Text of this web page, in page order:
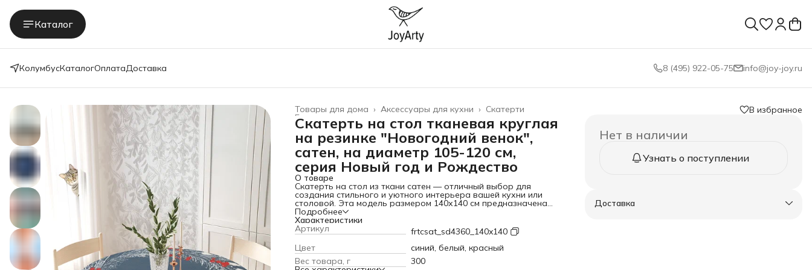
Каталог
КолумбусКаталогОплатаДоставка 8 (495) 922-05-75 info@joy-joy.ru
Скатерти
Аксессуары для кухни ›
Товары для дома ›
Главная
Скатерть на стол тканевая круглая
на резинке "Новогодний венок",
cатен, на диаметр 105-120 см,
серия Новый год и Рождество
О товаре
Скатерть на стол из ткани сатен — отличный выбор для
создания стильного и уютного интерьера вашей кухни или
столовой. Эта модель размером 140х140 см предназначена
для столов диаметром от 105 до 120 см, что делает ее такой
универсальной.
Тканевая скатерть на резинке изготовлена из
высококачественного Сатена (100 % полиэстера), который
обладает особой прочностью и гипоаллергенностью. Её
гладкая, приятная на ощупь текстура и лёгкий блеск придают
изделию изысканный вид, напоминая атласную ткань. Она
Подробнее
Характеристики
Артикул
frtcsat_sd4360_140x140
Цвет
синий, белый, красный
Вес товара, г
300
В избранное
Нет в наличии
Узнать о поступлении
Доставка